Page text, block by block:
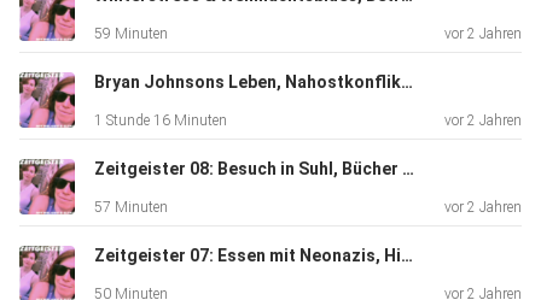
59 Minuten vor 2 Jahren
Bryan Johnsons Leben, Nahostkonflikt, Britney Spears Biographie
1 Stunde 16 Minuten vor 2 Jahren
Zeitgeister 08: Besuch in Suhl, Bücher und Preise, Mitbringsel für Bunker
57 Minuten vor 2 Jahren
Zeitgeister 07: Essen mit Neonazis, Hirsche jagen, Autofahren
50 Minuten vor 2 Jahren